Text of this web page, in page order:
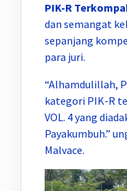
PIK-R
dan semangat
sepanjang
para juri.
“Alhamdulillah,
kategori PIK-R
VOL. 4 yang
Payakumbuh.”
Malvace.